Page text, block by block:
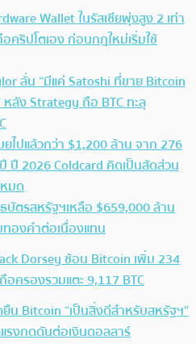
Wallet ในรัสเซียพุ่งสูง 2 เท่า
คริปโตเอง ก่อนกฎใหม่เริ่มใช้
ลั่น “มีแค่ Satoshi ที่ขาย Bitcoin
ลัง Strategy ถือ BTC ทะลุ
ไปแล้วกว่า $1,200 ล้าน จาก 276
ปี 2026 Coldcard คิดเป็นสัดส่วน
มด
บัตรสหรัฐฯเหลือ $659,000 ล้าน
ทองคำต่อเนื่องแทน
Dorsey ช้อน Bitcoin เพิ่ม 234
ครองรวมแตะ 9,117 BTC
น Bitcoin “เป็นสิ่งดีสำหรับสหรัฐฯ”
รงกดดันต่อเงินดอลลาร์